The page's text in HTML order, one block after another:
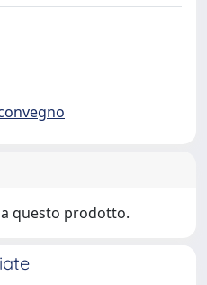
questo prodotto.